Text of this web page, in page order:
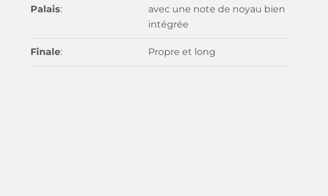
Palais:
avec une note de noyau bien
intégrée
Finale: Propre et long